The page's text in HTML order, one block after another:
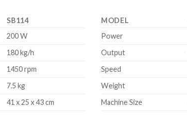
SB114
200 W
180 kg/h
1450 rpm
7.5 kg
41 x 25 x 43 cm
MODEL
Power
Output
Speed
Weight
Machine Size